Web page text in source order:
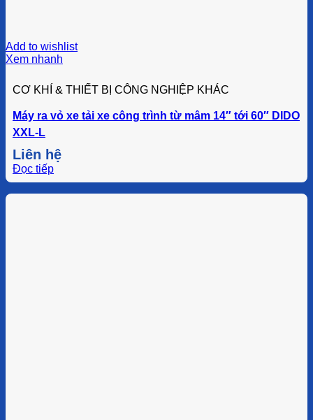
Add to wishlist
Xem nhanh
CƠ KHÍ & THIẾT BỊ CÔNG NGHIỆP KHÁC
Máy ra vỏ xe tải xe công trình từ mâm 14″ tới 60″ DIDO
XXL-L
Liên hệ
Đọc tiếp